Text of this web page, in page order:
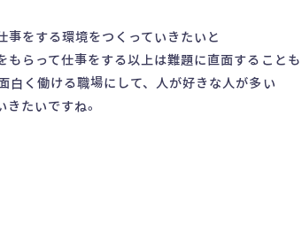
事をする環境をつくっていきたいと
もらって仕事をする以上は難題に直面することも
白く働ける職場にして、人が好きな人が多い
たいですね。